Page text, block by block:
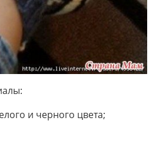
и черного цвета;